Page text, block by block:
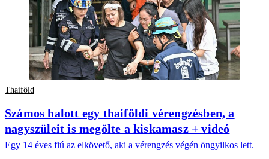
Thaiföld
Számos halott egy thaiföldi vérengzésben, a
nagyszüleit is megölte a kiskamasz + videó
Egy 14 éves fiú az elkövető, aki a vérengzés végén öngyilkos lett.